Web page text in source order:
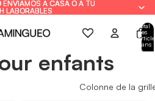
ENVIAMOS A CASA O A TU
LABORABLES
ENVIAMOS A CASA O A TU
LABORABLES
Total
des
dans
le
enfants
Colonne de la